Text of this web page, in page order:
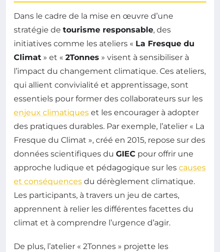
Dans le cadre de la mise en œuvre d’une
stratégie de tourisme responsable, des
initiatives comme les ateliers « La Fresque du
Climat » et « 2Tonnes » visent à sensibiliser à
l’impact du changement climatique. Ces ateliers,
qui allient convivialité et apprentissage, sont
essentiels pour former des collaborateurs sur les
enjeux climatiques et les encourager à adopter
des pratiques durables. Par exemple, l’atelier « La
Fresque du Climat », créé en 2015, repose sur des
données scientifiques du GIEC pour offrir une
approche ludique et pédagogique sur les causes
et conséquences du dérèglement climatique.
Les participants, à travers un jeu de cartes,
apprennent à relier les différentes facettes du
climat et à comprendre l’urgence d’agir.
De plus, l’atelier « 2Tonnes » projette les